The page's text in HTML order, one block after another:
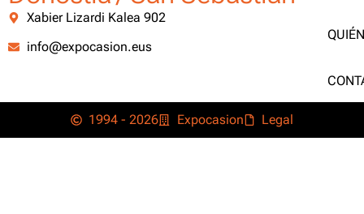
Xabier Lizardi Kalea 902
info@expocasion.eus
1994 - 2026 Expocasion Legal